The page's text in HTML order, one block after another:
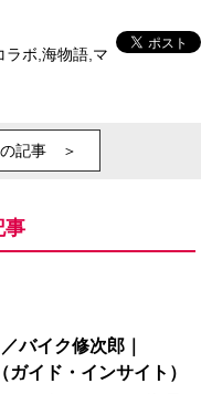
ラボ 海物語 マ
記事 ＞
事
バイク修次郎｜
イド・インサイト）